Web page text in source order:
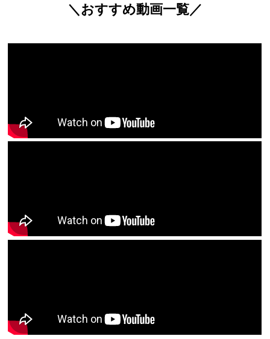
＼おすすめ動画一覧／